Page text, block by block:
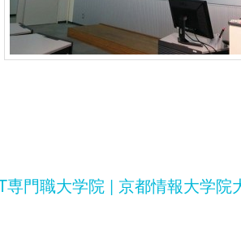
専門職大学院 | 京都情報大学院